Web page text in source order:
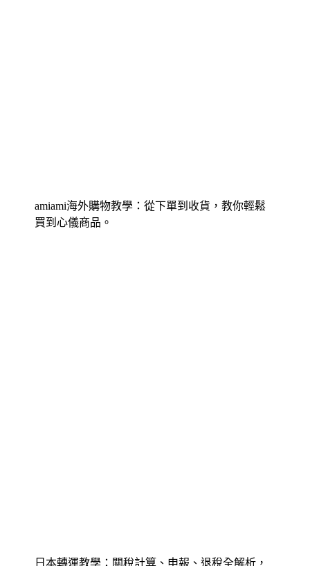
amiami海外購物教學：從下單到收貨，教你輕鬆
買到心儀商品。
日本轉運教學：關稅計算、申報、退稅全解析，